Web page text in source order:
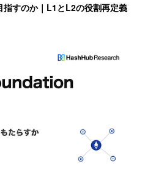
すのか｜L1とL2の役割再定義